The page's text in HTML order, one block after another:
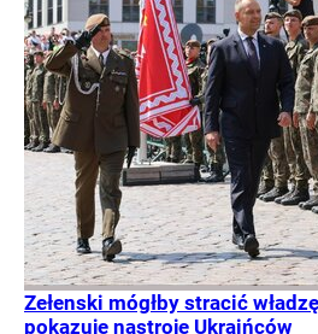
Zełenski mógłby stracić
pokazuje nastroje Ukraińców